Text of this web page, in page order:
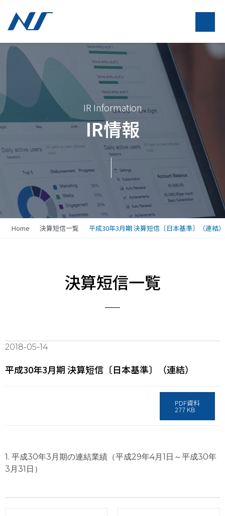
IR Information
IR情報
Home 決算短信一覧 平成30年3月期 決算短信〔日本基準〕（連結）
決算短信一覧
2018-05-14
平成30年3月期 決算短信〔日本基準〕（連結）
PDF資料
277 KB
1. 平成30年3月期の連結業績（平成29年4月1日～平成30年
3月31日）